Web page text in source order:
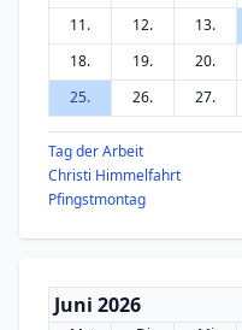
11.
12. 13.
18.
19. 20.
25.
26. 27.
Tag der Arbeit
Christi Himmelfahrt
Pfingstmontag
Juni 2026